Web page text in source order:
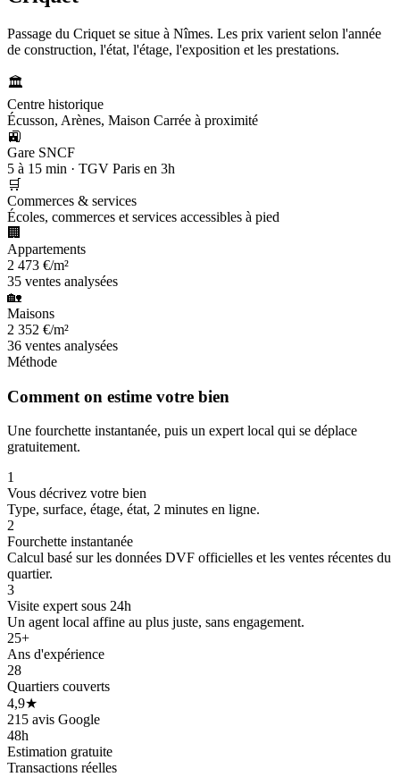
Passage du Criquet se situe à Nîmes. Les prix varient selon l'année
de construction, l'état, l'étage, l'exposition et les prestations.
🏛️
Centre historique
Écusson, Arènes, Maison Carrée à proximité
🚉
Gare SNCF
5 à 15 min · TGV Paris en 3h
🛒
Commerces & services
Écoles, commerces et services accessibles à pied
🏢
Appartements
2 473 €/m²
35 ventes analysées
🏡
Maisons
2 352 €/m²
36 ventes analysées
Méthode
Comment on estime votre bien
Une fourchette instantanée, puis un expert local qui se déplace
gratuitement.
1
Vous décrivez votre bien
Type, surface, étage, état, 2 minutes en ligne.
2
Fourchette instantanée
Calcul basé sur les données DVF officielles et les ventes récentes du
quartier.
3
Visite expert sous 24h
Un agent local affine au plus juste, sans engagement.
25+
Ans d'expérience
28
Quartiers couverts
4,9★
215 avis Google
48h
Estimation gratuite
Transactions réelles